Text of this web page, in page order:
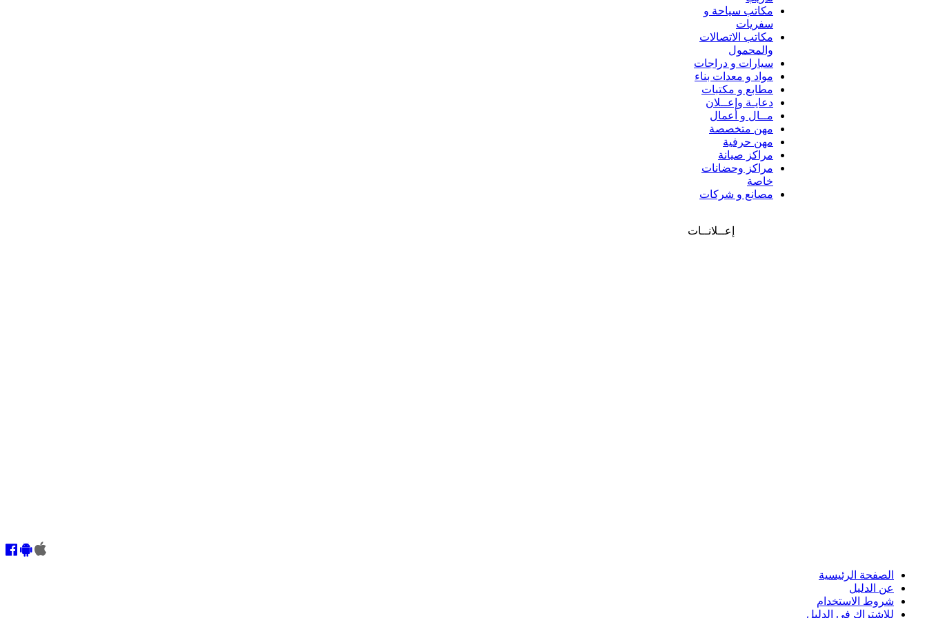
مكاتب سياحة و
سفريات
مكاتب الاتصالات
والمحمول
سيارات و دراجات
مواد و معدات بناء
مطابع و مكتبات
دعايـة وإعــلان
مــال و أعمال
مهن متخصصة
مهن حرفية
مراكز صيانة
مراكز وحضانات
خاصة
مصانع و شركات
إعــلانــات
الصفحة الرئيسية
عن الدليل
شروط الاستخدام
للاشتراك في الدليل